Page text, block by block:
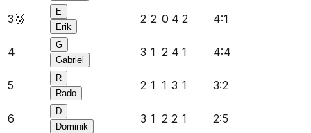
3 🥉
E
Erik
2 2 0 4 2 4:1
4
G
Gabriel
3 1 2 4 1 4:4
5
R
Rado
2 1 1 3 1 3:2
6
D
Dominik
3 1 2 2 1 2:5